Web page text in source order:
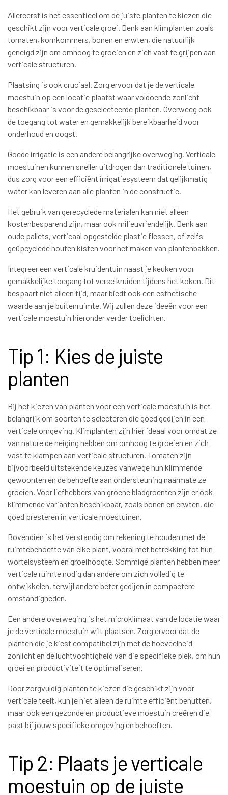
Allereerst is het essentieel om de juiste planten te kiezen die
geschikt zijn voor verticale groei. Denk aan klimplanten zoals
tomaten, komkommers, bonen en erwten, die natuurlijk
geneigd zijn om omhoog te groeien en zich vast te grijpen aan
verticale structuren.
Plaatsing is ook cruciaal. Zorg ervoor dat je de verticale
moestuin op een locatie plaatst waar voldoende zonlicht
beschikbaar is voor de geselecteerde planten. Overweeg ook
de toegang tot water en gemakkelijk bereikbaarheid voor
onderhoud en oogst.
Goede irrigatie is een andere belangrijke overweging. Verticale
moestuinen kunnen sneller uitdrogen dan traditionele tuinen,
dus zorg voor een efficiënt irrigatiesysteem dat gelijkmatig
water kan leveren aan alle planten in de constructie.
Het gebruik van gerecyclede materialen kan niet alleen
kostenbesparend zijn, maar ook milieuvriendelijk. Denk aan
oude pallets, verticaal opgestelde plastic flessen, of zelfs
geüpcyclede houten kisten voor het maken van plantenbakken.
Integreer een verticale kruidentuin naast je keuken voor
gemakkelijke toegang tot verse kruiden tijdens het koken. Dit
bespaart niet alleen tijd, maar biedt ook een esthetische
waarde aan je buitenruimte. Wij zullen deze ideeën voor een
verticale moestuin hieronder verder toelichten.
Tip 1: Kies de juiste
planten
Bij het kiezen van planten voor een verticale moestuin is het
belangrijk om soorten te selecteren die goed gedijen in een
verticale omgeving. Klimplanten zijn hier ideaal voor omdat ze
van nature de neiging hebben om omhoog te groeien en zich
vast te klampen aan verticale structuren. Tomaten zijn
bijvoorbeeld uitstekende keuzes vanwege hun klimmende
gewoonten en de behoefte aan ondersteuning naarmate ze
groeien. Voor liefhebbers van groene bladgroenten zijn er ook
klimmende varianten beschikbaar, zoals bonen en erwten, die
goed presteren in verticale moestuinen.
Bovendien is het verstandig om rekening te houden met de
ruimtebehoefte van elke plant, vooral met betrekking tot hun
wortelsysteem en groeihoogte. Sommige planten hebben meer
verticale ruimte nodig dan andere om zich volledig te
ontwikkelen, terwijl andere beter gedijen in compactere
omstandigheden.
Een andere overweging is het microklimaat van de locatie waar
je de verticale moestuin wilt plaatsen. Zorg ervoor dat de
planten die je kiest compatibel zijn met de hoeveelheid
zonlicht en de luchtvochtigheid van die specifieke plek, om hun
groei en productiviteit te optimaliseren.
Door zorgvuldig planten te kiezen die geschikt zijn voor
verticale teelt, kun je niet alleen de ruimte efficiënt benutten,
maar ook een gezonde en productieve moestuin creëren die
past bij jouw specifieke omgeving en behoeften.
Tip 2: Plaats je verticale
moestuin op de juiste